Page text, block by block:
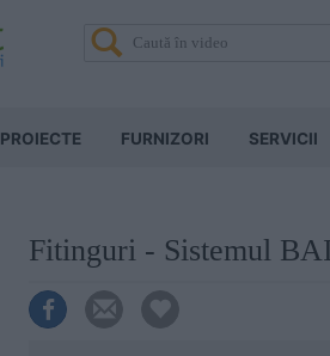
PROIECTE FURNIZORI SERVICII
Fitinguri - Sistemul